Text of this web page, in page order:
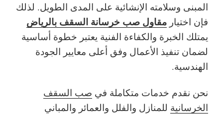
المبنى وسلامته الإنشائية على المدى الطويل. لذلك
فإن اختيار مقاول صب خرسانة السقف بالرياض
يمتلك الخبرة والكفاءة الفنية يعتبر خطوة أساسية
لضمان تنفيذ الأعمال وفق أعلى معايير الجودة
الهندسية.
نحن نقدم خدمات متكاملة في صب السقف
الخرسانية للمنازل والفلل والعمائر والمباني